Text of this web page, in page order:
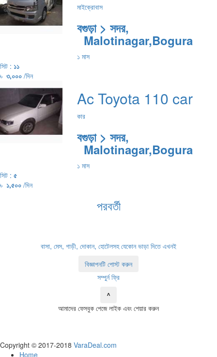
মাইক্রোবাস
বগুড়া > সদর,
Malotinagar,Bogura
১ মাস
সিট : ১১
৳ ৩,০০০ /দিন
Ac Toyota 110 car
কার
বগুড়া > সদর,
Malotinagar,Bogura
১ মাস
সিট : ৫
৳ ১,৫০০ /দিন
পরবর্তী
বাসা, মেস, গাড়ী, দোকান, হোটেলসহ যেকোন ভাড়া দিতে এখনই
বিজ্ঞাপনটি পোস্ট করুন
সম্পুর্ন ফ্রি
^
আমাদের ফেসবুক পেজে লাইক এবং শেয়ার করুন
Copyright © 2017-2018 VaraDeal.com
Home